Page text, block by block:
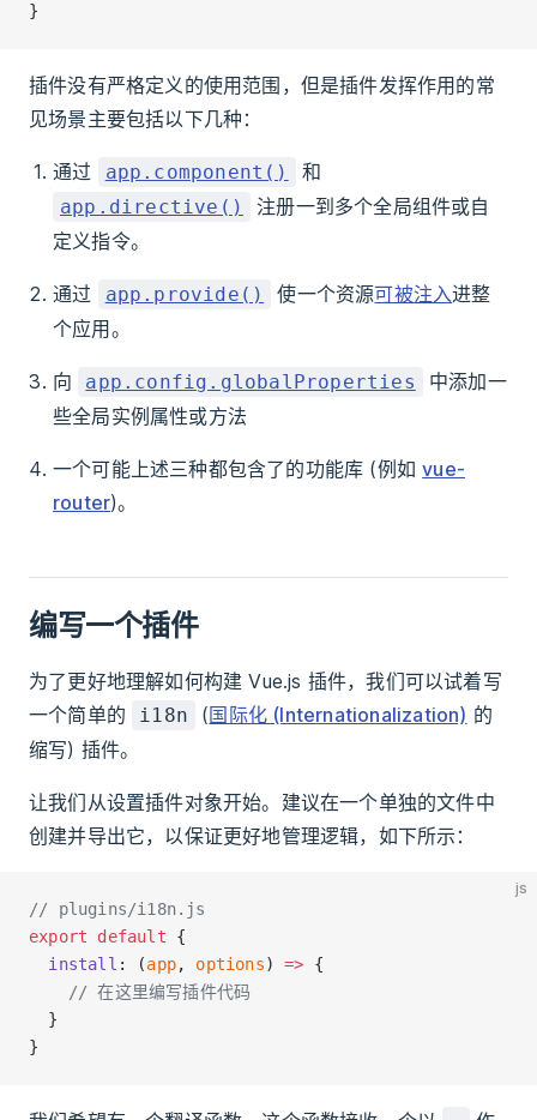
}
插件没有严格定义的使用范围，但是插件发挥作用的常
见场景主要包括以下几种：
通过 app.component() 和
app.directive()
注册一到多个全局组件或自
定义指令。
通过 app.provide() 使一个资源可被注入进整
个应用。
向 app.config.globalProperties
中添加一
些全局实例属性或方法
一个可能上述三种都包含了的功能库 (例如vue-
router)。
编写一个插件
为了更好地理解如何构建 Vue.js 插件，我们可以试着写
一个简单的
i18n (国际化 (Internationalization) 的
缩写) 插件。
让我们从设置插件对象开始。建议在一个单独的文件中
创建并导出它，以保证更好地管理逻辑，如下所示：
js
// plugins/i18n.js
export default {
  install
: (app, options) => {
    // 在这里编写插件代码
  }
}